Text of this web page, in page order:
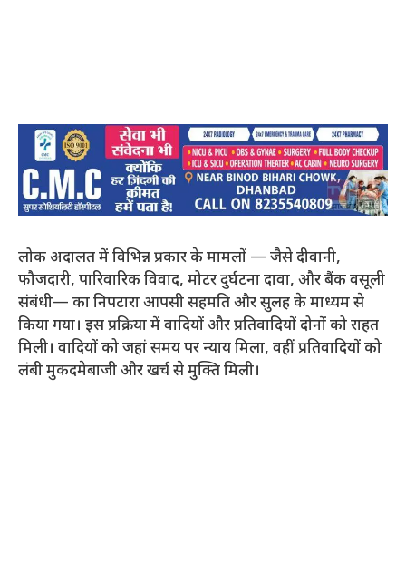
लोक अदालत में विभिन्न प्रकार के मामलों — जैसे दीवानी,
फौजदारी, पारिवारिक विवाद, मोटर दुर्घटना दावा, और बैंक वसूली
संबंधी— का निपटारा आपसी सहमति और सुलह के माध्यम से
किया गया। इस प्रक्रिया में वादियों और प्रतिवादियों दोनों को राहत
मिली। वादियों को जहां समय पर न्याय मिला, वहीं प्रतिवादियों को
लंबी मुकदमेबाजी और खर्च से मुक्ति मिली।